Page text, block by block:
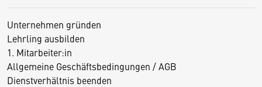
Unternehmen gründen
Lehrling ausbilden
1. Mitarbeiter:in
Allgemeine Geschäftsbedingungen / AGB
Dienstverhältnis beenden